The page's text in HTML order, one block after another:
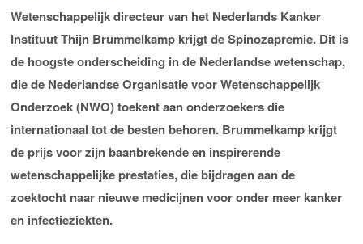
Wetenschappelijk directeur van het Nederlands Kanker
Instituut Thijn Brummelkamp krijgt de Spinozapremie. Dit is
de hoogste onderscheiding in de Nederlandse wetenschap,
die de Nederlandse Organisatie voor Wetenschappelijk
Onderzoek (NWO) toekent aan onderzoekers die
internationaal tot de besten behoren. Brummelkamp krijgt
de prijs voor zijn baanbrekende en inspirerende
wetenschappelijke prestaties, die bijdragen aan de
zoektocht naar nieuwe medicijnen voor onder meer kanker
en infectieziekten.